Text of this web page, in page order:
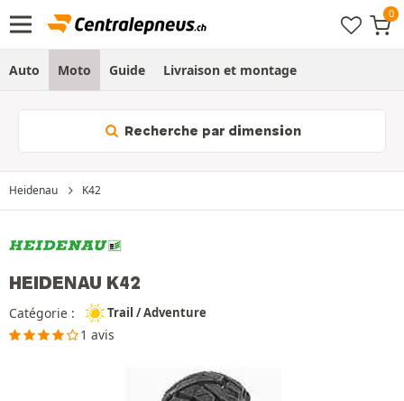
Auto Moto Guide Livraison et montage
Recherche par dimension
Heidenau K42
HEIDENAU K42
Catégorie : Trail / Adventure
1 avis